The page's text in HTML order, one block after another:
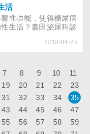
的「第三級預防」。
害，但如果發生在糖
神經病變、血管病變
一旦血糖又控制不佳
可能會很難治療！
活
性功能，使得糖尿病
生活？書田泌尿科診
糖尿病的藥物治療，本
化和周邊神經病變等的
2018-04-25
7 8 9 10
11
19 20 21 22
23
31 32 33 34
35
43 44 45 46
47
55 56 57 58
59